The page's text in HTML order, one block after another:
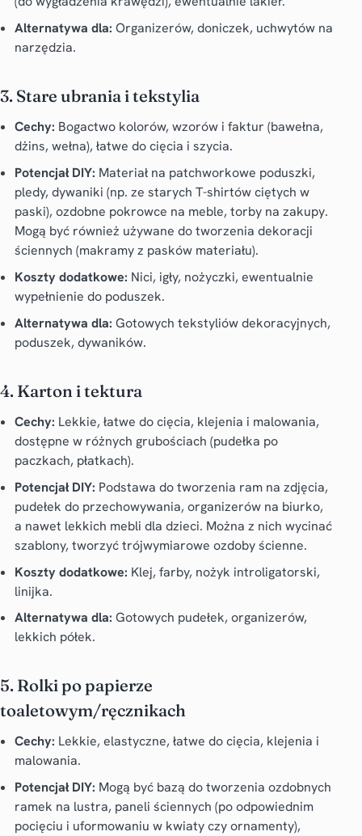
Alternatywa dla: Organizerów, doniczek, uchwytów na
narzędzia.
3. Stare ubrania i tekstylia
Cechy: Bogactwo kolorów, wzorów i faktur (bawełna,
dżins, wełna), łatwe do cięcia i szycia.
Potencjał DIY: Materiał na patchworkowe poduszki,
pledy, dywaniki (np. ze starych T-shirtów ciętych w
paski), ozdobne pokrowce na meble, torby na zakupy.
Mogą być również używane do tworzenia dekoracji
ściennych (makramy z pasków materiału).
Koszty dodatkowe: Nici, igły, nożyczki, ewentualnie
wypełnienie do poduszek.
Alternatywa dla: Gotowych tekstyliów dekoracyjnych,
poduszek, dywaników.
4. Karton i tektura
Cechy: Lekkie, łatwe do cięcia, klejenia i malowania,
dostępne w różnych grubościach (pudełka po
paczkach, płatkach).
Potencjał DIY: Podstawa do tworzenia ram na zdjęcia,
pudełek do przechowywania, organizerów na biurko,
a nawet lekkich mebli dla dzieci. Można z nich wycinać
szablony, tworzyć trójwymiarowe ozdoby ścienne.
Koszty dodatkowe: Klej, farby, nożyk introligatorski,
linijka.
Alternatywa dla: Gotowych pudełek, organizerów,
lekkich półek.
5. Rolki po papierze
toaletowym/ręcznikach
Cechy: Lekkie, elastyczne, łatwe do cięcia, klejenia i
malowania.
Potencjał DIY: Mogą być bazą do tworzenia ozdobnych
ramek na lustra, paneli ściennych (po odpowiednim
pocięciu i uformowaniu w kwiaty czy ornamenty),